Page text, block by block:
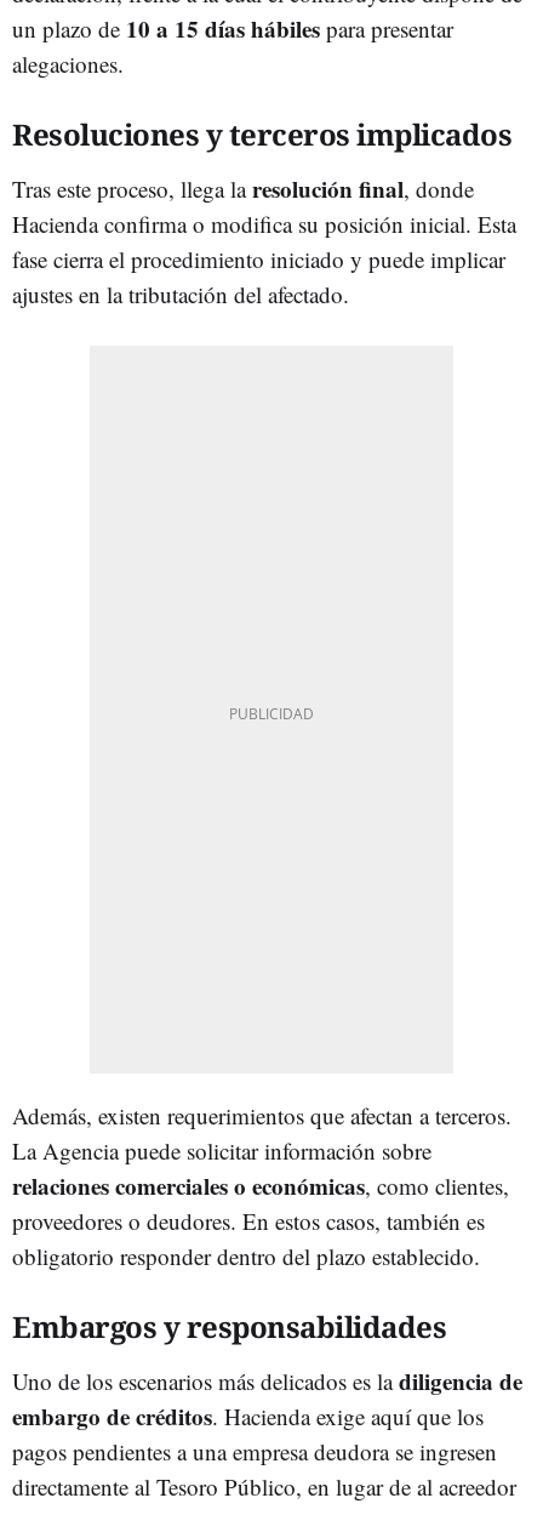
un plazo de 10 a 15 días hábiles para presentar
alegaciones.
Resoluciones y terceros implicados
Tras este proceso, llega laresolución final, donde
Hacienda confirma o modifica su posición inicial. Esta
fase cierra el procedimiento iniciado y puede implicar
ajustes en la tributación del afectado.
Además, existen requerimientos que afectan a terceros.
La Agencia puede solicitar información sobre
relaciones comerciales o económicas, como clientes,
proveedores o deudores. En estos casos, también es
obligatorio responder dentro del plazo establecido.
Embargos y responsabilidades
Uno de los escenarios más delicados es ladiligencia de
embargo de créditos. Hacienda exige aquí que los
pagos pendientes a una empresa deudora se ingresen
directamente al Tesoro Público, en lugar de al acreedor